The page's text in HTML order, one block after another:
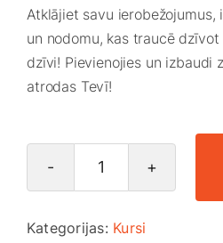
Rotaļlietas, bērnu preces
Smaržas, kosmētika
Atklājiet savu ierobežojumus,
un nodomu, kas traucē
dzīvi! Pievienojies un izbaudi
atrodas Tevī!
Personības
pašizaugsmes
kurss
Kategorijas: Kursi